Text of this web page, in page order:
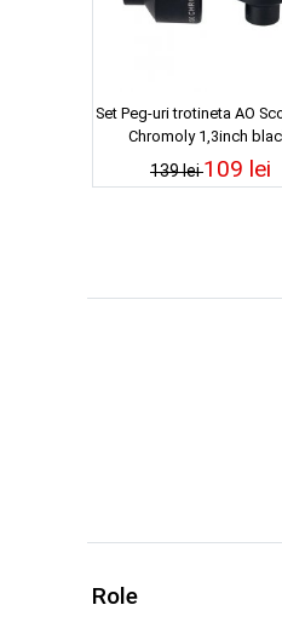
Set Peg-uri trotineta AO
Chromoly 1,3inch
139 lei109 lei
Role